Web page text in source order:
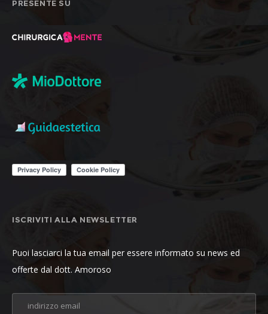
PRESENTE SU
ISCRIVITI ALLA NEWSLETTER
Puoi lasciarci la tua email per essere informato su news ed
offerte dal dott. Amoroso